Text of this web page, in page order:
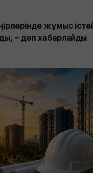
жұмыс
– деп хабарлайды